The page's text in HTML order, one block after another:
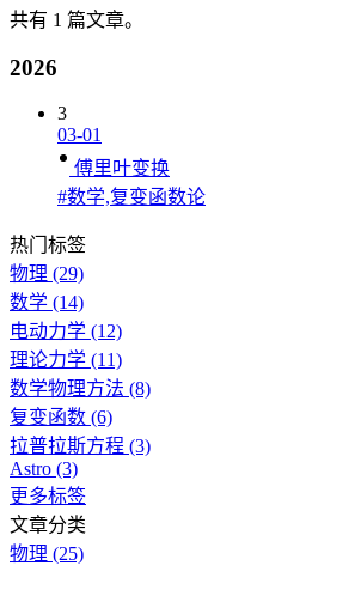
共有 1 篇文章。
2026
3
03-01
傅里叶变换
#数学,复变函数论
热门标签
物理 (29)
数学 (14)
电动力学 (12)
理论力学 (11)
数学物理方法 (8)
复变函数 (6)
拉普拉斯方程 (3)
Astro (3)
更多标签
文章分类
物理 (25)